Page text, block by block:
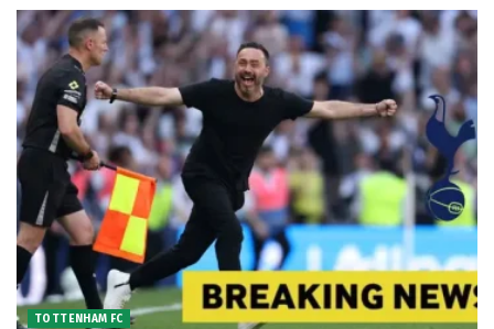
TOTTENHAM FC